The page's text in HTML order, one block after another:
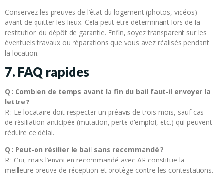
Conservez les preuves de l’état du logement (photos, vidéos)
avant de quitter les lieux. Cela peut être déterminant lors de la
restitution du dépôt de garantie. Enfin, soyez transparent sur les
éventuels travaux ou réparations que vous avez réalisés pendant
la location.
7. FAQ rapides
Q : Combien de temps avant la fin du bail faut‑il envoyer la
lettre ?
R : Le locataire doit respecter un préavis de trois mois, sauf cas
de résiliation anticipée (mutation, perte d’emploi, etc.) qui peuvent
réduire ce délai.
Q : Peut‑on résilier le bail sans recommandé ?
R : Oui, mais l’envoi en recommandé avec AR constitue la
meilleure preuve de réception et protège contre les contestations.